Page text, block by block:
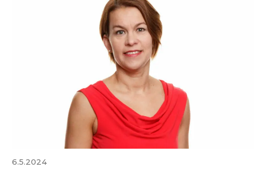
6.5.2024